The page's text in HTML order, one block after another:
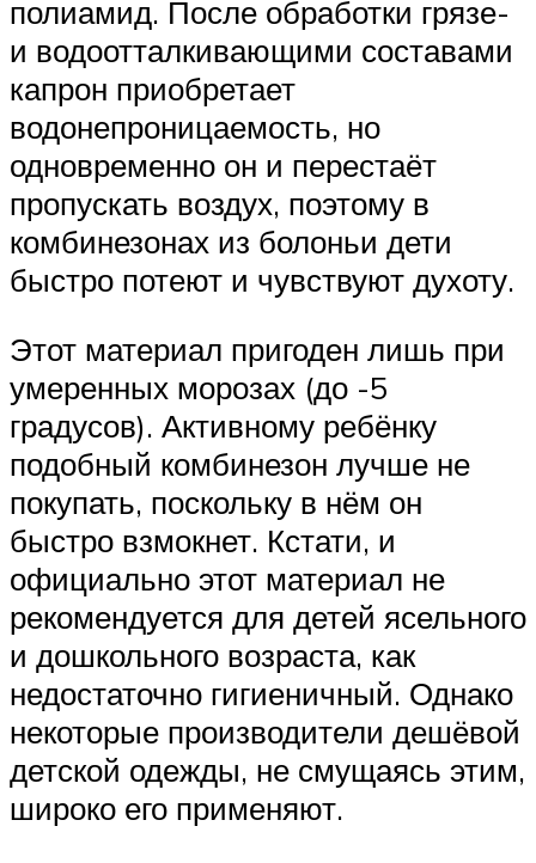
полиамид. После обработки грязе-
и водоотталкивающими составами
капрон приобретает
водонепроницаемость, но
одновременно он и перестаёт
пропускать воздух, поэтому в
комбинезонах из болоньи дети
быстро потеют и чувствуют духоту.
Этот материал пригоден лишь при
умеренных морозах (до -5
градусов). Активному ребёнку
подобный комбинезон лучше не
покупать, поскольку в нём он
быстро взмокнет. Кстати, и
официально этот материал не
рекомендуется для детей ясельного
и дошкольного возраста, как
недостаточно гигиеничный. Однако
некоторые производители дешёвой
детской одежды, не смущаясь этим,
широко его применяют.